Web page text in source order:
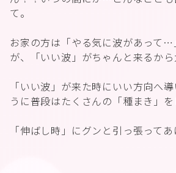
て。
お家の方は「やる気に波があって…
が、「いい波」がちゃんと来るから
「いい波」が来た時にいい方向へ
うに普段はたくさんの「種まき」を
「伸ばし時」にグンと引っ張ってあ